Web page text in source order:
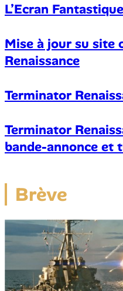
L’Ecran
Mise à jour su site
Renaissance
Terminator
Terminator
bande-annonce et
Brève